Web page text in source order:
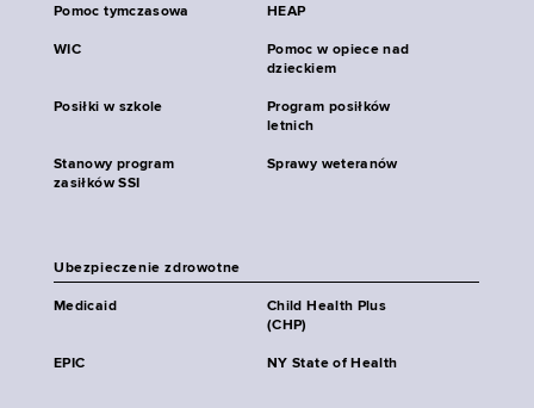
Pomoc tymczasowa HEAP
WIC
Pomoc w opiece nad
dzieckiem
Posiłki w szkole
Program posiłków
letnich
Stanowy program
zasiłków SSI
Sprawy weteranów
Ubezpieczenie zdrowotne
Medicaid
Child Health Plus
(CHP)
EPIC NY State of Health